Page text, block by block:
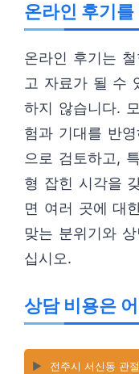
온라인 후기
온라인 후기는
고 자료가 될 수
하지 않습니다.
험과 기대를 반
으로 검토하고,
형 잡힌 시각을
면 여러 곳에 대
맞는 분위기와
십시오.
상담 비용은
▶️ 전주시 서신동 관